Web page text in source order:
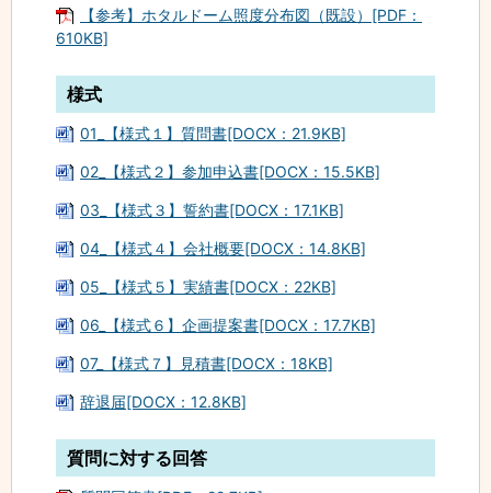
【参考】ホタルドーム照度分布図（既設）[PDF：
610KB]
様式
01_【様式１】質問書[DOCX：21.9KB]
02_【様式２】参加申込書[DOCX：15.5KB]
03_【様式３】誓約書[DOCX：17.1KB]
04_【様式４】会社概要[DOCX：14.8KB]
05_【様式５】実績書[DOCX：22KB]
06_【様式６】企画提案書[DOCX：17.7KB]
07_【様式７】見積書[DOCX：18KB]
辞退届[DOCX：12.8KB]
質問に対する回答